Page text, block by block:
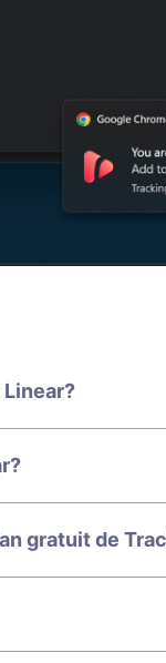
gratuit de